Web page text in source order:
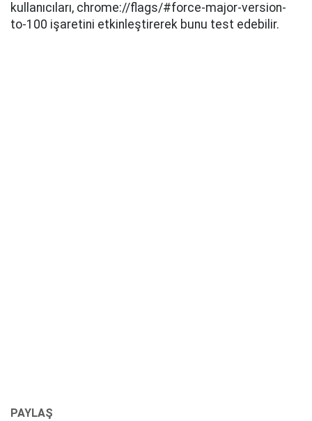
kullanıcıları, chrome://flags/#force-major-version-
to-100 işaretini etkinleştirerek bunu test edebilir.